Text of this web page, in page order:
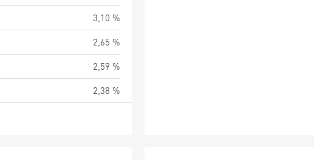
3,10 %
2,65 %
2,59 %
2,38 %